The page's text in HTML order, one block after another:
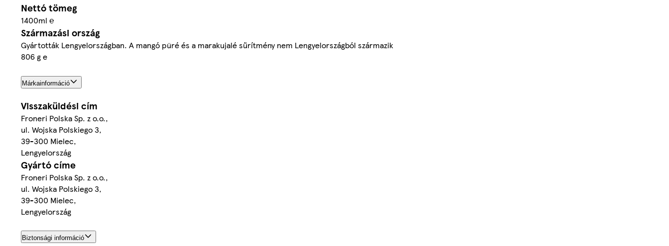
Nettó tömeg
1400ml ℮
Származási ország
Gyártották Lengyelországban. A mangó püré és a marakujalé sűrítmény nem Lengyelországból származik
806 g e
Márkainformáció
Visszaküldési cím
Froneri Polska Sp. z o.o.,
ul. Wojska Polskiego 3,
39-300 Mielec,
Lengyelország
Gyártó címe
Froneri Polska Sp. z o.o.,
ul. Wojska Polskiego 3,
39-300 Mielec,
Lengyelország
Biztonsági információ